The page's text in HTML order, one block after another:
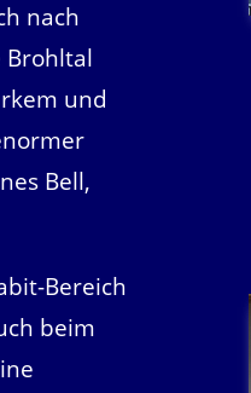
nach
Brohltal
und
Bell,
Bereich
beim